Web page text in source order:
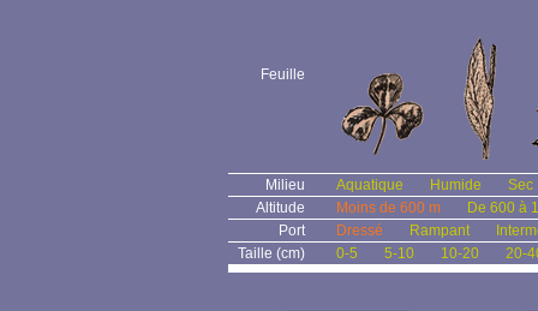
Feuille
Milieu Aquatique Humide
Sec
Altitude
Moins de 600 m
De 600 à
Port
Dressé Rampant
Taille (cm)
0-5 5-10 10-20 20-